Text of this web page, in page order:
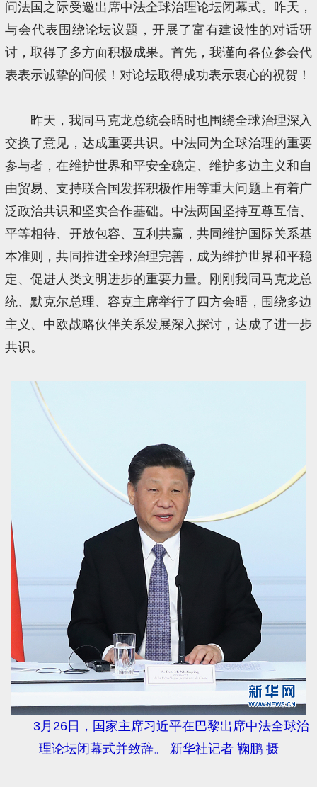
问法国之际受邀出席中法全球治理论坛闭幕式。昨天，
与会代表围绕论坛议题，开展了富有建设性的对话研
讨，取得了多方面积极成果。首先，我谨向各位参会代
表表示诚挚的问候！对论坛取得成功表示衷心的祝贺！
昨天，我同马克龙总统会晤时也围绕全球治理深入
交换了意见，达成重要共识。中法同为全球治理的重要
参与者，在维护世界和平安全稳定、维护多边主义和自
由贸易、支持联合国发挥积极作用等重大问题上有着广
泛政治共识和坚实合作基础。中法两国坚持互尊互信、
平等相待、开放包容、互利共赢，共同维护国际关系基
本准则，共同推进全球治理完善，成为维护世界和平稳
定、促进人类文明进步的重要力量。刚刚我同马克龙总
统、默克尔总理、容克主席举行了四方会晤，围绕多边
主义、中欧战略伙伴关系发展深入探讨，达成了进一步
共识。
3月26日，国家主席习近平在巴黎出席中法全球治
理论坛闭幕式并致辞。 新华社记者 鞠鹏 摄